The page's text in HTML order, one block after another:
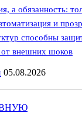
обязанность:
и
способны
внешних шоков
05.08.2026